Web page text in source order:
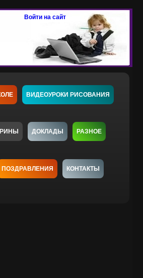
Войти на сайт
ВИДЕОУРОКИ РИСОВАНИЯ
ДОКЛАДЫ РАЗНОЕ
ПОЗДРАВЛЕНИЯ КОНТАКТЫ